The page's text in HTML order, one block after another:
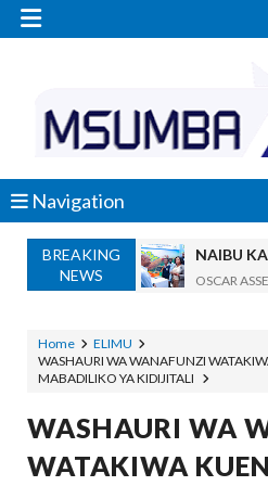

Navigation
BREAKING
NEWS
NAIBU
OSCAR
NAIBU
WMA
MSUMBA-
KISHINDO CHA
Home
ELIMU
WASHAURI WA WANAFUNZI
MABADILIKO YA KIDIJITALI
WASHAURI WA
WATAKIWA